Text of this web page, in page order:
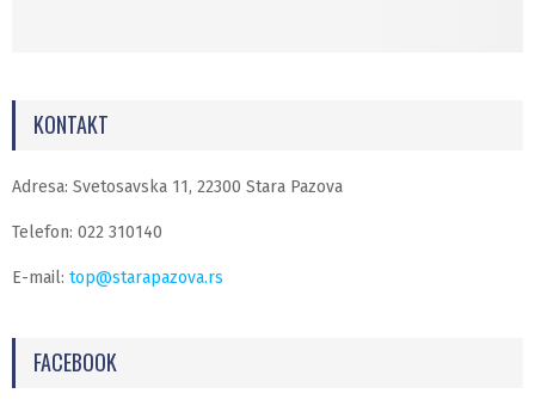
KONTAKT
Adresa: Svetosavska 11, 22300 Stara Pazova
Telefon: 022 310140
E-mail: top@starapazova.rs
FACEBOOK